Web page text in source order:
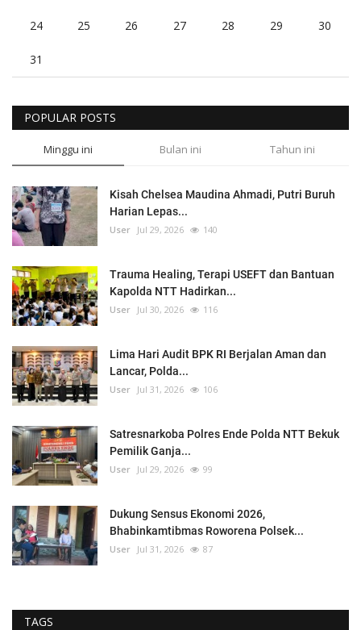
24 25 26 27 28 29 30
31
POPULAR POSTS
Minggu ini Bulan ini Tahun ini
Kisah Chelsea Maudina Ahmadi, Putri Buruh
Harian Lepas...
User Jul 29, 2026 140
Trauma Healing, Terapi USEFT dan Bantuan
Kapolda NTT Hadirkan...
User Jul 30, 2026 116
Lima Hari Audit BPK RI Berjalan Aman dan
Lancar, Polda...
User Jul 31, 2026 106
Satresnarkoba Polres Ende Polda NTT Bekuk
Pemilik Ganja...
User Jul 29, 2026 99
Dukung Sensus Ekonomi 2026,
Bhabinkamtibmas Roworena Polsek...
User Jul 31, 2026 87
TAGS